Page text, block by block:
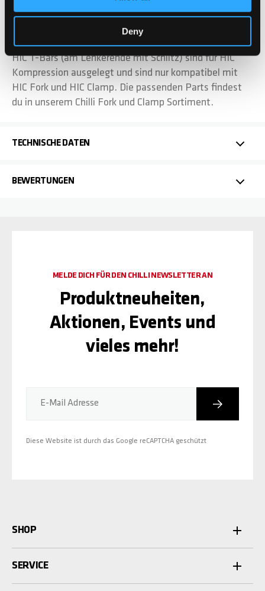
Deny
Der Chilli Pro Scooter Wave Track Lenker ist aus
robusten Chromoly Steel gearbeitet und kommt
Beginner wie auch Allroundern entgegen. ACHTUNG:
HIC T-Bars (am Lenkerende mit Schlitz) sind für HIC
Kompression ausgelegt und sind nur kompatibel mit
HIC Fork und HIC Clamp. Die passenden Parts findest
du in unserem Chilli Fork und Clamp Sortiment.
TECHNISCHE DATEN
BEWERTUNGEN
E-Mail Adresse
Diese Website ist durch das Google reCAPTCHA geschützt
MELDE DICH FÜR DEN CHILLI NEWSLETTER AN
Produktneuheiten,
Aktionen, Events und
vieles mehr!
SHOP
SERVICE